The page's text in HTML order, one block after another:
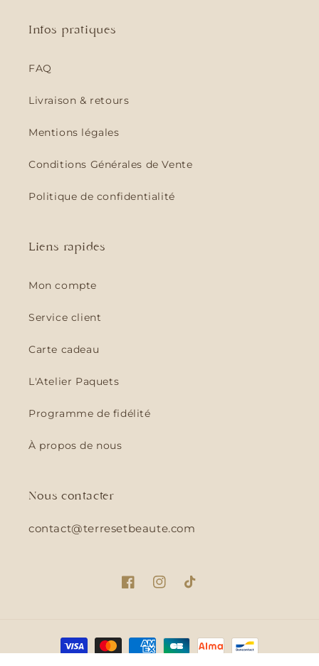
Infos pratiques
FAQ
Livraison & retours
Mentions légales
Conditions Générales de Vente
Politique de confidentialité
Liens rapides
Mon compte
Service client
Carte cadeau
L'Atelier Paquets
Programme de fidélité
À propos de nous
Nous contacter
contact@terresetbeaute.com
FacebookInstagram
TikTok
Moyens